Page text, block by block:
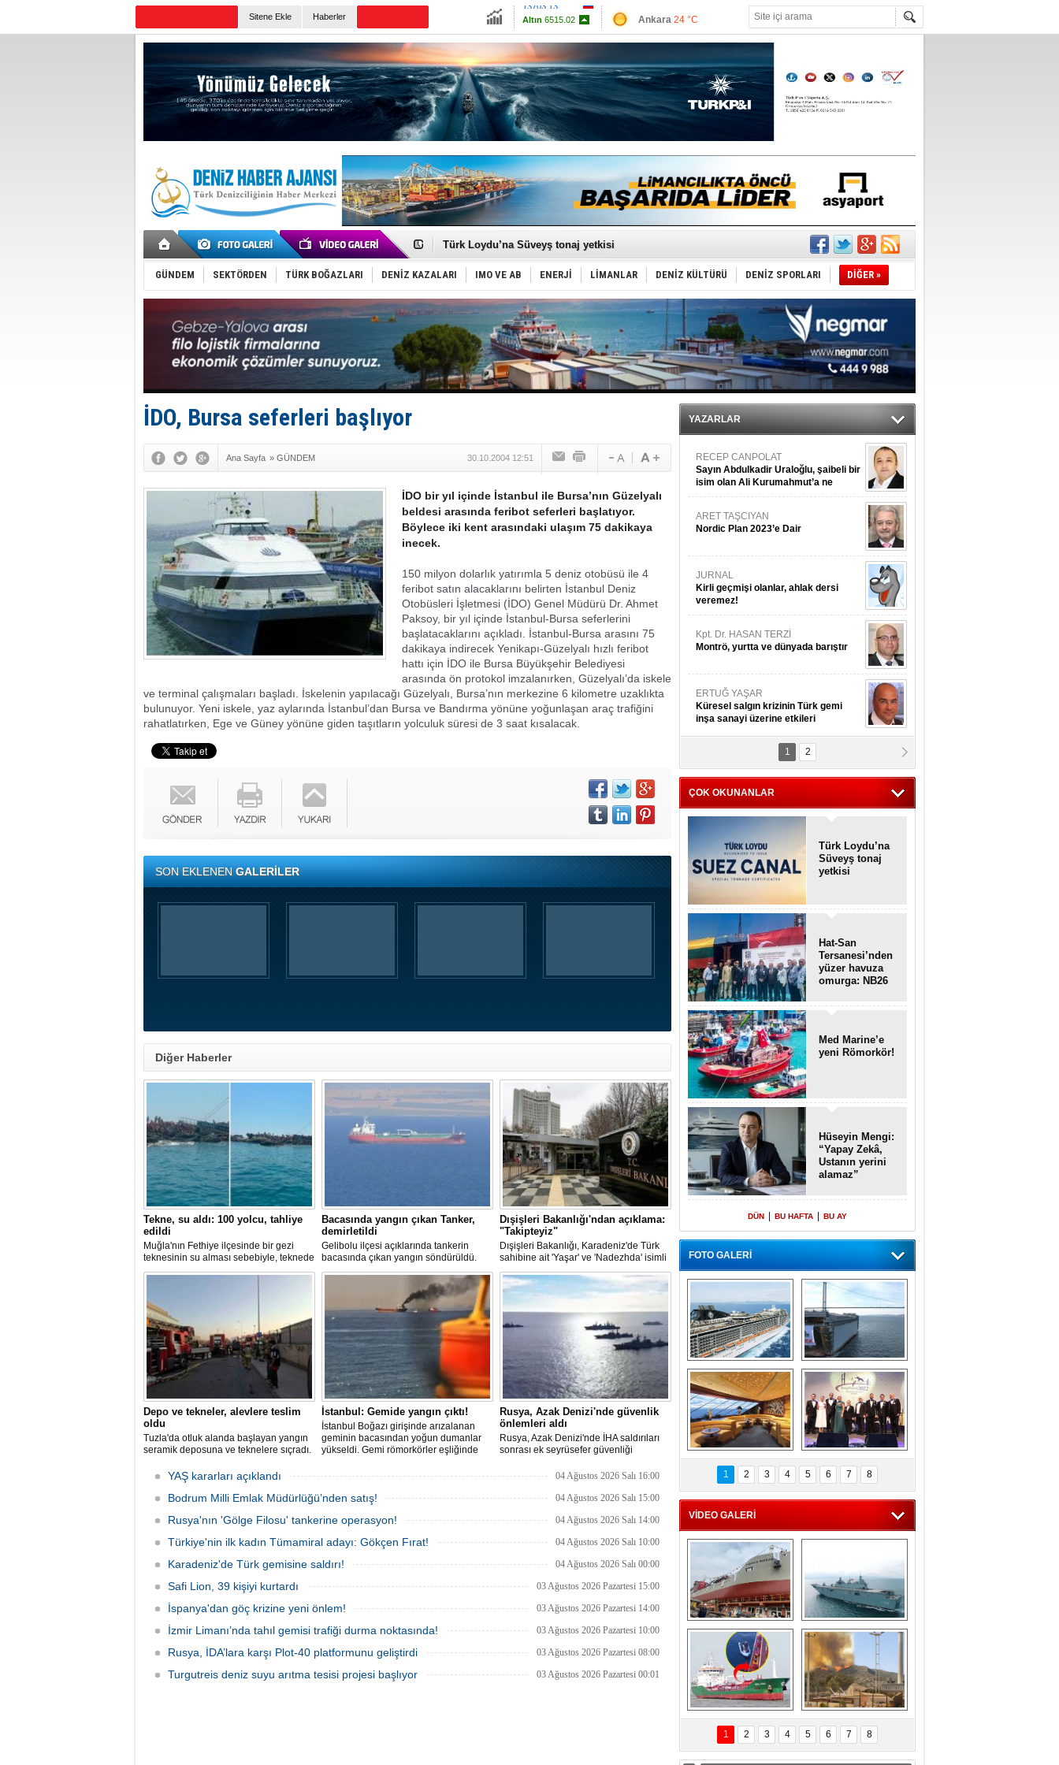
Sitene Ekle Haberler
Altın 6515.02
Euro55.0726
Ankara 24 °C
Antalya28 °C
Muğla 25 °C
Çanakkale 24 °C
Runit kubbesi okyanusun derinliklerinde halkı tehdit ediyor
Türk Loydu’na Süveyş tonaj yetkisi
Hüseyin Mengi: “Yapay Zekâ, Ustanın yerini alamaz”
Hat-San Tersanesi’nden yüzer havuza omurga: NB26
Med Marine’e yeni Römorkör!
KOSDER’den Karadeniz için ‘Çağrı’!
Kalyoncu’dan ‘Sefer’ kararı!
Tekne, su aldı: 100 yolcu, tahliye edildi
Bacasında yangın çıkan Tanker, demirletildi
Dışişleri Bakanlığı'ndan açıklama: "Takipteyiz"
Depo ve tekneler, alevlere teslim oldu
Kruvaziyer Şirketleri işte buralara ‘Yatırım’ yapıyor
GÜNDEM SEKTÖRDEN TÜRK BOĞAZLARI DENİZ KAZALARI IMO VE AB ENERJİ LİMANLAR DENİZ KÜLTÜRÜ DENİZ SPORLARI DİĞER »
İDO, Bursa seferleri başlıyor
Ana Sayfa » GÜNDEM 30.10.2004 12:51
İDO bir yıl içinde İstanbul ile Bursa’nın Güzelyalı
beldesi arasında feribot seferleri başlatıyor.
Böylece iki kent arasındaki ulaşım 75 dakikaya
inecek.
150 milyon dolarlık yatırımla 5 deniz otobüsü ile 4
feribot satın alacaklarını belirten İstanbul Deniz
Otobüsleri İşletmesi (İDO) Genel Müdürü Dr. Ahmet
Paksoy, bir yıl içinde İstanbul-Bursa seferlerini
başlatacaklarını açıkladı. İstanbul-Bursa arasını 75
dakikaya indirecek Yenikapı-Güzelyalı hızlı feribot
hattı için İDO ile Bursa Büyükşehir Belediyesi
arasında ön protokol imzalanırken, Güzelyalı’da iskele
ve terminal çalışmaları başladı. İskelenin yapılacağı Güzelyalı, Bursa’nın merkezine 6 kilometre uzaklıkta
bulunuyor. Yeni iskele, yaz aylarında İstanbul’dan Bursa ve Bandırma yönüne yoğunlaşan araç trafiğini
rahatlatırken, Ege ve Güney yönüne giden taşıtların yolculuk süresi de 3 saat kısalacak.
SON EKLENENGALERİLER
Diğer Haberler
Tekne, su aldı: 100 yolcu, tahliye
edildi
Muğla'nın Fethiye ilçesinde bir gezi
teknesinin su alması sebebiyle, teknede
bulunan 100 yolcu tahliye edildi,
Bacasında yangın çıkan Tanker,
demirletildi
Gelibolu ilçesi açıklarında tankerin
bacasında çıkan yangın söndürüldü.
Tanker, ardından Şevketiye Demir
Dışişleri Bakanlığı'ndan açıklama:
"Takipteyiz"
Dışişleri Bakanlığı, Karadeniz'de Türk
sahibine ait 'Yaşar' ve 'Nadezhda' isimli
sivil gemilere yönelik insansız hava
araçlarıyla gerçekleştirilen saldırıda
yaralanan personelin sağlık durumu ve
güvenliğinin yakından takip edildiğini
Depo ve tekneler, alevlere teslim
oldu
Tuzla'da otluk alanda başlayan yangın
seramik deposuna ve teknelere sıçradı.
alevleri kontrol altına aldı.
İstanbul: Gemide yangın çıktı!
İstanbul Boğazı girişinde arızalanan
geminin bacasından yoğun dumanlar
yükseldi. Gemi römorkörler eşliğinde
Rusya, Azak Denizi'nde güvenlik
önlemleri aldı
Rusya, Azak Denizi'nde İHA saldırıları
sonrası ek seyrüsefer güvenliği
YAŞ kararları açıklandı 04 Ağustos 2026 Salı 16:00
Bodrum Milli Emlak Müdürlüğü’nden satış! 04 Ağustos 2026 Salı 15:00
Rusya'nın 'Gölge Filosu' tankerine operasyon! 04 Ağustos 2026 Salı 14:00
Türkiye'nin ilk kadın Tümamiral adayı: Gökçen Fırat! 04 Ağustos 2026 Salı 10:00
Karadeniz'de Türk gemisine saldırı! 04 Ağustos 2026 Salı 00:00
Safi Lion, 39 kişiyi kurtardı 03 Ağustos 2026 Pazartesi 15:00
İspanya'dan göç krizine yeni önlem! 03 Ağustos 2026 Pazartesi 14:00
İzmir Limanı’nda tahıl gemisi trafiği durma noktasında! 03 Ağustos 2026 Pazartesi 10:00
Rusya, İDA’lara karşı Plot-40 platformunu geliştirdi 03 Ağustos 2026 Pazartesi 08:00
Turgutreis deniz suyu arıtma tesisi projesi başlıyor 03 Ağustos 2026 Pazartesi 00:01
YAZARLAR
RECEP CANPOLAT
Sayın Abdulkadir Uraloğlu, şaibeli bir
isim olan Ali Kurumahmut’a ne
danışıyorsunuz?
ARET TAŞCIYAN
Nordic Plan 2023’e Dair
JURNAL
Kirli geçmişi olanlar, ahlak dersi
veremez!
Kpt. Dr. HASAN TERZİ
Montrö, yurtta ve dünyada barıştır
ERTUĞ YAŞAR
Küresel salgın krizinin Türk gemi
inşa sanayi üzerine etkileri
Kpt. MESUT AZMİ GÖKSOY
ithafen...
1 2
ÇOK OKUNANLAR
Türk Loydu’na
Süveyş tonaj
yetkisi
Hat-San
Tersanesi’nden
yüzer havuza
omurga: NB26
Med Marine’e
yeni Römorkör!
Hüseyin Mengi:
“Yapay Zekâ,
Ustanın yerini
alamaz”
DÜN BU HAFTA BU AY
FOTO GALERİ
“Gemi içinde gemi”
konsepti ile MSC
Splendida
Dünyada tek!
Denizaltı yüzer
havuzu intikal
seyrine başladı
MSC'den 55 milyon
euroluk turizm geliri
müjdesi
5. Bosphorus Ship
Brokers Dinner,
İstanbul’da yapıldı
1 2 3 4 5 6 7 8
VİDEO GALERİ
Çeksan Tersanesi,
Başaran Bayrak
tankerini suya
indirdi
TCG Anadolu,
tersane teknik
seyrini tamamladı
Göçmenlerin
imdadına Türk
sahipli MINA DENIZ
yetişti
Milas’taki yangın
yeniden termik
santrallere doğru
ilerliyor
1 2 3 4 5 6 7 8